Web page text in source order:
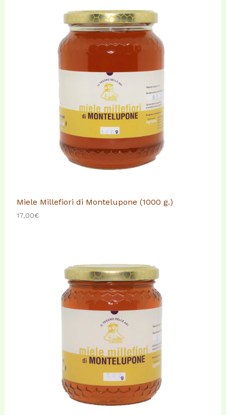
Miele Millefiori di Montelupone (1000 g.)
17,00€